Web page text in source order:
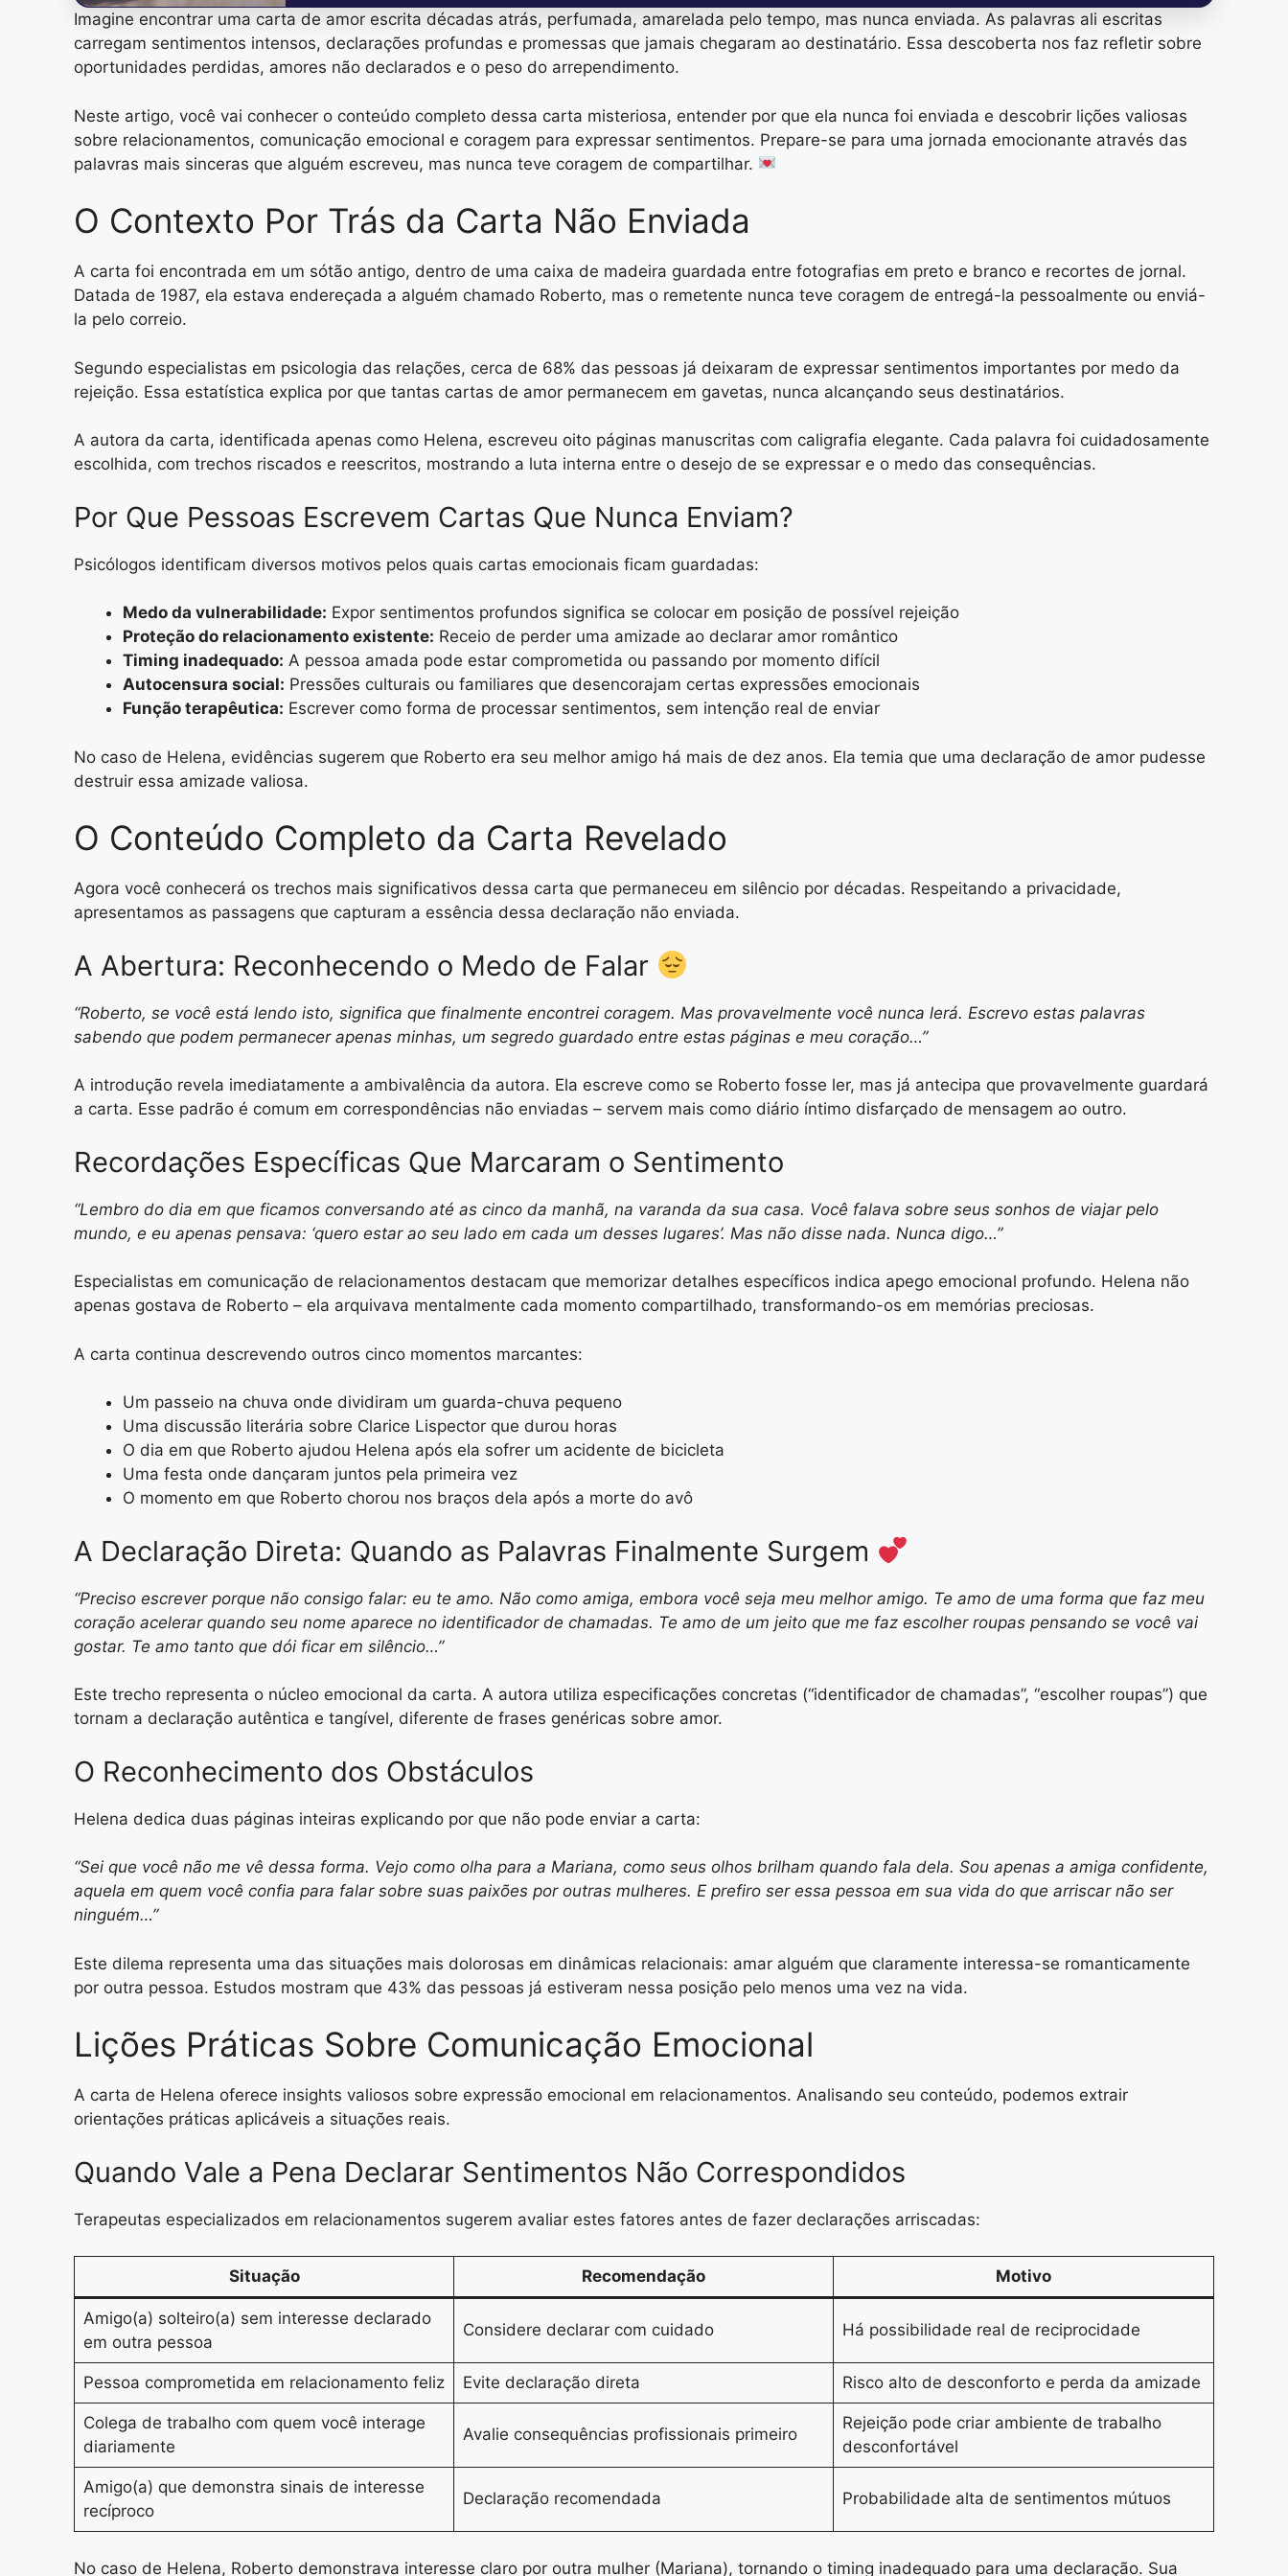
Imagine encontrar uma carta de amor escrita décadas atrás, perfumada, amarelada pelo tempo, mas nunca enviada. As palavras ali escritas
carregam sentimentos intensos, declarações profundas e promessas que jamais chegaram ao destinatário. Essa descoberta nos faz refletir sobre
oportunidades perdidas, amores não declarados e o peso do arrependimento.
Neste artigo, você vai conhecer o conteúdo completo dessa carta misteriosa, entender por que ela nunca foi enviada e descobrir lições valiosas
sobre relacionamentos, comunicação emocional e coragem para expressar sentimentos. Prepare-se para uma jornada emocionante através das
palavras mais sinceras que alguém escreveu, mas nunca teve coragem de compartilhar.
O Contexto Por Trás da Carta Não Enviada
A carta foi encontrada em um sótão antigo, dentro de uma caixa de madeira guardada entre fotografias em preto e branco e recortes de jornal.
Datada de 1987, ela estava endereçada a alguém chamado Roberto, mas o remetente nunca teve coragem de entregá-la pessoalmente ou enviá-
la pelo correio.
Segundo especialistas em psicologia das relações, cerca de 68% das pessoas já deixaram de expressar sentimentos importantes por medo da
rejeição. Essa estatística explica por que tantas cartas de amor permanecem em gavetas, nunca alcançando seus destinatários.
A autora da carta, identificada apenas como Helena, escreveu oito páginas manuscritas com caligrafia elegante. Cada palavra foi cuidadosamente
escolhida, com trechos riscados e reescritos, mostrando a luta interna entre o desejo de se expressar e o medo das consequências.
Por Que Pessoas Escrevem Cartas Que Nunca Enviam?
Psicólogos identificam diversos motivos pelos quais cartas emocionais ficam guardadas:
Medo da vulnerabilidade: Expor sentimentos profundos significa se colocar em posição de possível rejeição
Proteção do relacionamento existente: Receio de perder uma amizade ao declarar amor romântico
Timing inadequado: A pessoa amada pode estar comprometida ou passando por momento difícil
Autocensura social: Pressões culturais ou familiares que desencorajam certas expressões emocionais
Função terapêutica: Escrever como forma de processar sentimentos, sem intenção real de enviar
No caso de Helena, evidências sugerem que Roberto era seu melhor amigo há mais de dez anos. Ela temia que uma declaração de amor pudesse
destruir essa amizade valiosa.
O Conteúdo Completo da Carta Revelado
Agora você conhecerá os trechos mais significativos dessa carta que permaneceu em silêncio por décadas. Respeitando a privacidade,
apresentamos as passagens que capturam a essência dessa declaração não enviada.
A Abertura: Reconhecendo o Medo de Falar
“Roberto, se você está lendo isto, significa que finalmente encontrei coragem. Mas provavelmente você nunca lerá. Escrevo estas palavras
sabendo que podem permanecer apenas minhas, um segredo guardado entre estas páginas e meu coração…”
A introdução revela imediatamente a ambivalência da autora. Ela escreve como se Roberto fosse ler, mas já antecipa que provavelmente guardará
a carta. Esse padrão é comum em correspondências não enviadas – servem mais como diário íntimo disfarçado de mensagem ao outro.
Recordações Específicas Que Marcaram o Sentimento
“Lembro do dia em que ficamos conversando até as cinco da manhã, na varanda da sua casa. Você falava sobre seus sonhos de viajar pelo
mundo, e eu apenas pensava: ‘quero estar ao seu lado em cada um desses lugares’. Mas não disse nada. Nunca digo…”
Especialistas em comunicação de relacionamentos destacam que memorizar detalhes específicos indica apego emocional profundo. Helena não
apenas gostava de Roberto – ela arquivava mentalmente cada momento compartilhado, transformando-os em memórias preciosas.
A carta continua descrevendo outros cinco momentos marcantes:
Um passeio na chuva onde dividiram um guarda-chuva pequeno
Uma discussão literária sobre Clarice Lispector que durou horas
O dia em que Roberto ajudou Helena após ela sofrer um acidente de bicicleta
Uma festa onde dançaram juntos pela primeira vez
O momento em que Roberto chorou nos braços dela após a morte do avô
A Declaração Direta: Quando as Palavras Finalmente Surgem
“Preciso escrever porque não consigo falar: eu te amo. Não como amiga, embora você seja meu melhor amigo. Te amo de uma forma que faz meu
coração acelerar quando seu nome aparece no identificador de chamadas. Te amo de um jeito que me faz escolher roupas pensando se você vai
gostar. Te amo tanto que dói ficar em silêncio…”
Este trecho representa o núcleo emocional da carta. A autora utiliza especificações concretas (“identificador de chamadas”, “escolher roupas”) que
tornam a declaração autêntica e tangível, diferente de frases genéricas sobre amor.
O Reconhecimento dos Obstáculos
Helena dedica duas páginas inteiras explicando por que não pode enviar a carta:
“Sei que você não me vê dessa forma. Vejo como olha para a Mariana, como seus olhos brilham quando fala dela. Sou apenas a amiga confidente,
aquela em quem você confia para falar sobre suas paixões por outras mulheres. E prefiro ser essa pessoa em sua vida do que arriscar não ser
ninguém…”
Este dilema representa uma das situações mais dolorosas em dinâmicas relacionais: amar alguém que claramente interessa-se romanticamente
por outra pessoa. Estudos mostram que 43% das pessoas já estiveram nessa posição pelo menos uma vez na vida.
Lições Práticas Sobre Comunicação Emocional
A carta de Helena oferece insights valiosos sobre expressão emocional em relacionamentos. Analisando seu conteúdo, podemos extrair
orientações práticas aplicáveis a situações reais.
Quando Vale a Pena Declarar Sentimentos Não Correspondidos
Terapeutas especializados em relacionamentos sugerem avaliar estes fatores antes de fazer declarações arriscadas:
Situação Recomendação Motivo
Amigo(a) solteiro(a) sem interesse declarado
em outra pessoa
Considere declarar com cuidado Há possibilidade real de reciprocidade
Pessoa comprometida em relacionamento feliz Evite declaração direta Risco alto de desconforto e perda da amizade
Colega de trabalho com quem você interage
diariamente
Avalie consequências profissionais primeiro
Rejeição pode criar ambiente de trabalho
desconfortável
Amigo(a) que demonstra sinais de interesse
recíproco
Declaração recomendada Probabilidade alta de sentimentos mútuos
No caso de Helena, Roberto demonstrava interesse claro por outra mulher (Mariana), tornando o timing inadequado para uma declaração. Sua